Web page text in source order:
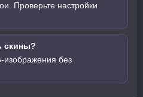
Проверьте настройки
скины?
изображения без